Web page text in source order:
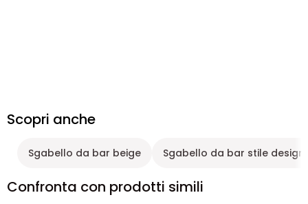
Scopri anche
Sgabello da bar beige Sgabello da bar stile
Confronta con prodotti simili